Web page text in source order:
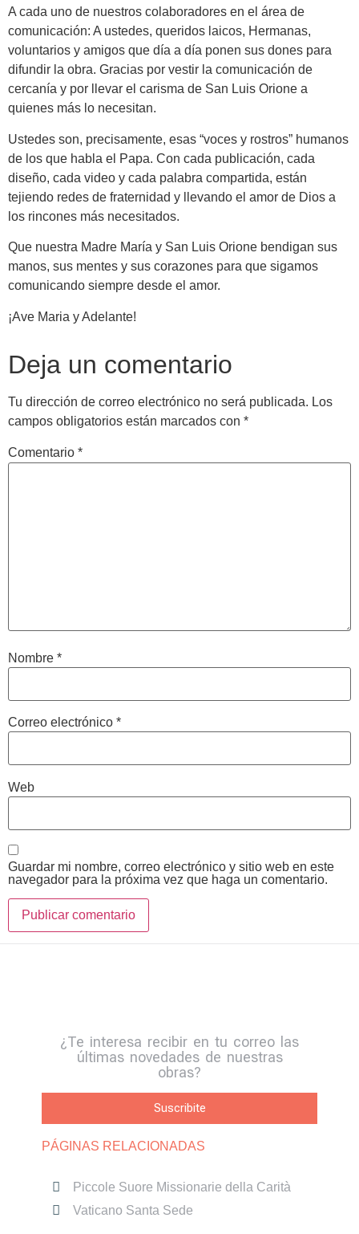
A cada uno de nuestros colaboradores en el área de
comunicación: A ustedes, queridos laicos, Hermanas,
voluntarios y amigos que día a día ponen sus dones para
difundir la obra. Gracias por vestir la comunicación de
cercanía y por llevar el carisma de San Luis Orione a
quienes más lo necesitan.
Ustedes son, precisamente, esas “voces y rostros” humanos
de los que habla el Papa. Con cada publicación, cada
diseño, cada video y cada palabra compartida, están
tejiendo redes de fraternidad y llevando el amor de Dios a
los rincones más necesitados.
Que nuestra Madre María y San Luis Orione bendigan sus
manos, sus mentes y sus corazones para que sigamos
comunicando siempre desde el amor.
¡Ave Maria y Adelante!
Deja un comentario
Tu dirección de correo electrónico no será publicada. Los
campos obligatorios están marcados con *
Comentario *
Nombre *
Correo electrónico *
Web
Guardar mi nombre, correo electrónico y sitio web en este
navegador para la próxima vez que haga un comentario.
¿Te interesa recibir en tu correo las
últimas novedades de nuestras
obras?
Suscribite
PÁGINAS RELACIONADAS
Piccole Suore Missionarie della Carità
Vaticano Santa Sede